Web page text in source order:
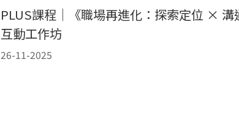
PLUS課程｜《職場再進化：探索定位 ×
互動工作坊
26-11-2025